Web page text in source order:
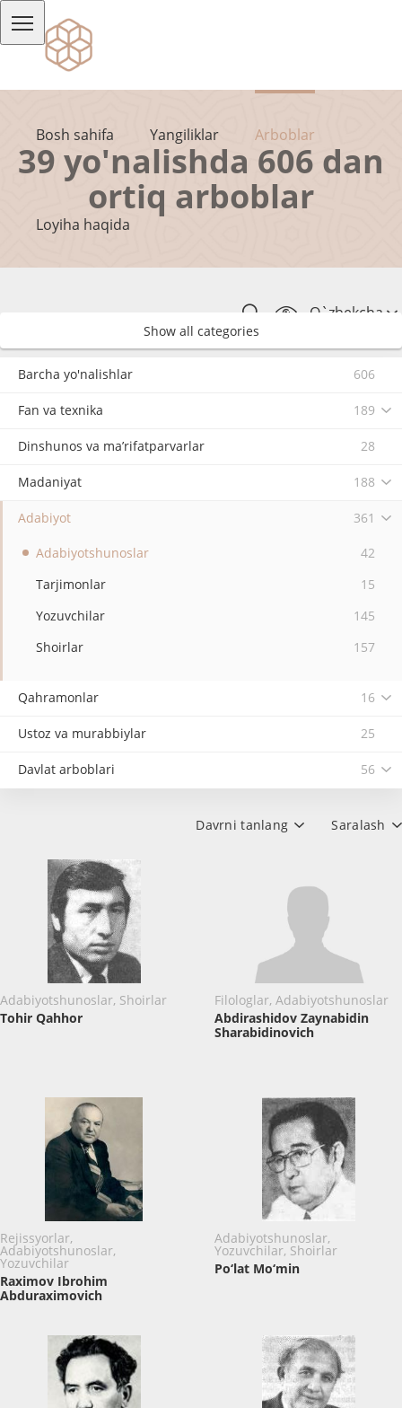
Bosh sahifa Yangiliklar Arboblar
Loyiha haqida
O`zbekcha
39 yo'nalishda 606 dan
ortiq arboblar
Show all categories
Barcha yo'nalishlar 606
Fan va texnika 189
Dinshunos va ma’rifatparvarlar 28
Madaniyat 188
Adabiyot 361
Adabiyotshunoslar
42
Tarjimonlar
15
Yozuvchilar
145
Shoirlar
157
Qahramonlar 16
Ustoz va murabbiylar 25
Davlat arboblari 56
Saralash
Davrni tanlang
Adabiyotshunoslar, Shoirlar
Tohir Qahhor
Filologlar, Adabiyotshunoslar
Abdirashidov Zaynabidin
Sharabidinovich
Rejissyorlar,
Adabiyotshunoslar,
Yozuvchilar
Raximov Ibrohim
Abduraximovich
Adabiyotshunoslar,
Yozuvchilar, Shoirlar
Po‘lat Mo‘min